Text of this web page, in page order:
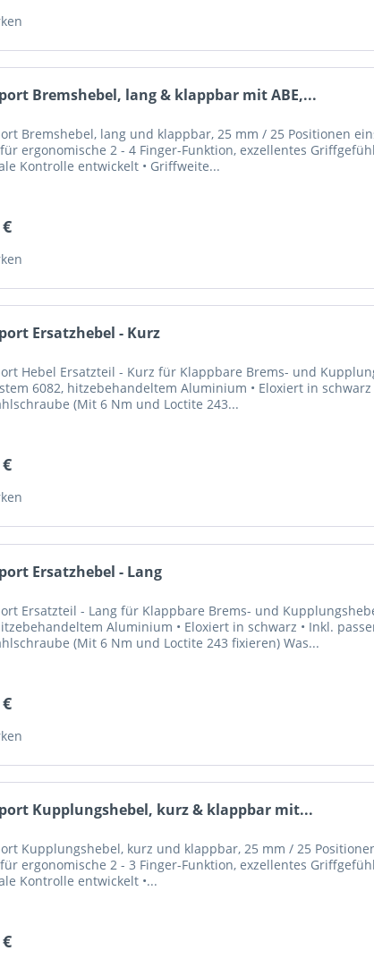
Bremshebel, lang & klappbar mit ABE,...
Bremshebel, lang und klappbar, 25 mm / 25 Positionen
ergonomische 2 - 4 Finger-Funktion, exzellentes
Kontrolle entwickelt • Griffweite...
Ersatzhebel - Kurz
Hebel Ersatzteil - Kurz für Klappbare Brems- und
6082, hitzebehandeltem Aluminium • Eloxiert in
(Mit 6 Nm und Loctite 243...
Ersatzhebel - Lang
Ersatzteil - Lang für Klappbare Brems- und
Aluminium • Eloxiert in schwarz • Inkl.
(Mit 6 Nm und Loctite 243 fixieren) Was...
Kupplungshebel, kurz & klappbar mit...
Kupplungshebel, kurz und klappbar, 25 mm / 25
ergonomische 2 - 3 Finger-Funktion, exzellentes
Kontrolle entwickelt •...